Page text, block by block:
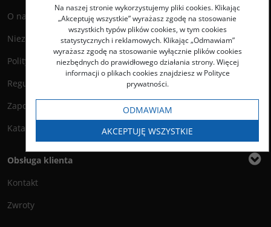
O nas
Niezbędnik Autora
Polityka prywatności
Regulamin księgarni
Zapowiedzi
Katalog
Obsługa klienta
Kontakt
Zwroty
Na naszej stronie wykorzystujemy pliki cookies. Klikając
„Akceptuję wszystkie” wyrażasz zgodę na stosowanie
wszystkich typów plików cookies, w tym cookies
statystycznych i reklamowych. Klikając „Odmawiam”
wyrażasz zgodę na stosowanie wyłącznie plików cookies
niezbędnych do prawidłowego działania strony. Więcej
informacji o plikach cookies znajdziesz w Polityce
prywatności.
ODMAWIAM
AKCEPTUJĘ WSZYSTKIE